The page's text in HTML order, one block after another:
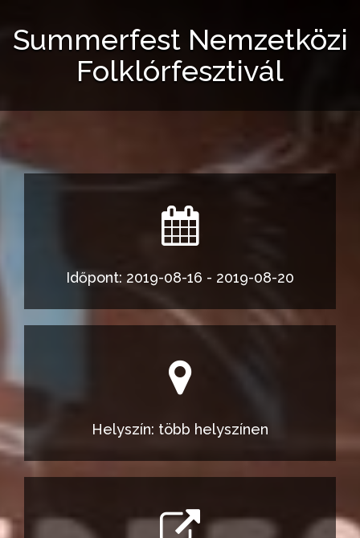
Summerfest Nemzetközi
Folklórfesztivál
Időpont: 2019-08-16 - 2019-08-20
Helyszín: több helyszínen